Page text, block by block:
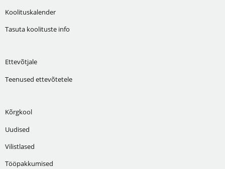
Koolituskalender
Tasuta koolituste info
Ettevõtjale
Teenused ettevõtetele
Kõrgkool
Uudised
Vilistlased
Tööpakkumised